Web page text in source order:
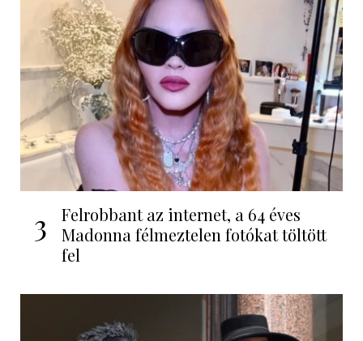
3
Felrobbant az internet, a 64 éves
Madonna félmeztelen fotókat töltött
fel